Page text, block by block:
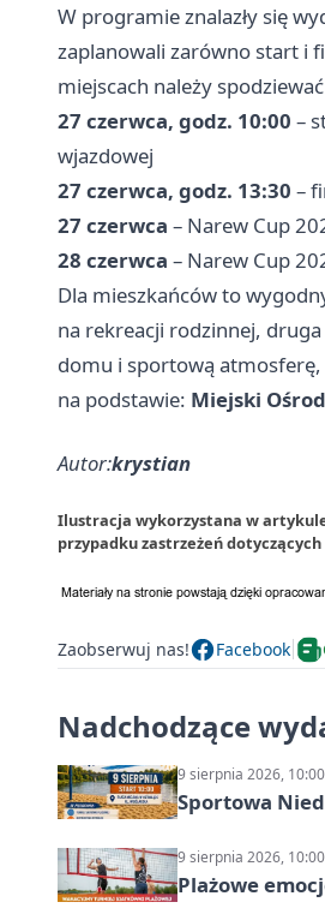
W programie znalazły się
zaplanowali zarówno start i
miejscach należy
27 czerwca, godz. 10:00 –
wjazdowej
27 czerwca, godz. 13:30 –
27 czerwca – Narew Cup
28 czerwca – Narew Cup
Dla mieszkańców to
na rekreacji rodzinnej, druga
domu i sportową
na podstawie: Miejski
Autor:krystian
Ilustracja wykorzystana w artykule
przypadku zastrzeżeń
Zaobserwuj nas! Facebook
Nadchodzące
9 sierpnia 2026, 10:00
Sportowa
9 sierpnia 2026, 10:00
Plażowe